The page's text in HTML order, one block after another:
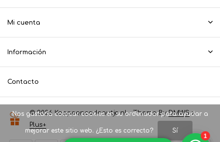
Mi cuenta
Información
Contacto
© 2026 Koopeencadeautje.nl - Theme ByDMWSx
Plus+
Nos gustaría colocar cookies en su ordenador para ayudar a
mejorar este sitio web. ¿Esto es correcto? Sí